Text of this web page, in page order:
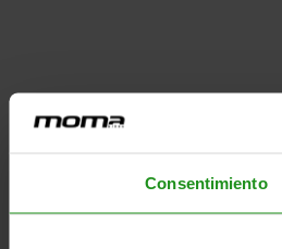
Consentimiento